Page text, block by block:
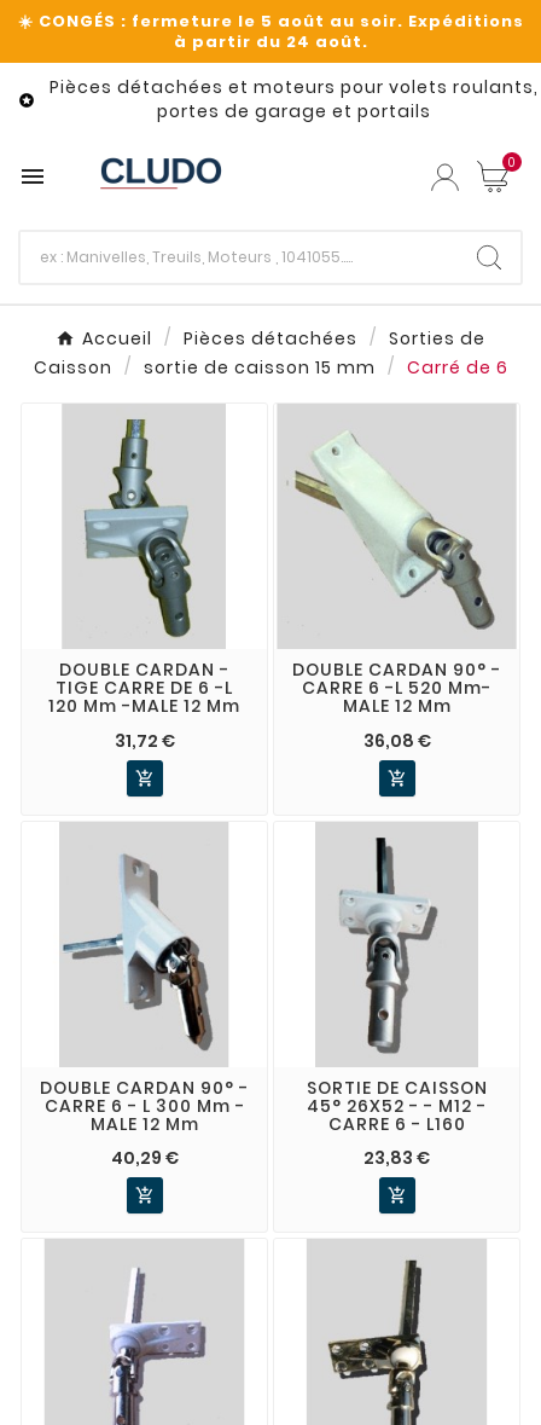

Pièces détachées et moteurs pour volets roulants,
portes de garage et portails
 0
Accueil Pièces détachées
Sorties de
Caisson
sortie de caisson 15 mm Carré de 6
DOUBLE CARDAN -
TIGE CARRE DE 6 -L
120 Mm -MALE 12 Mm
31,72 €

DOUBLE CARDAN 90° -
CARRE 6 -L 520 Mm-
MALE 12 Mm
36,08 €

DOUBLE CARDAN 90° -
CARRE 6 - L 300 Mm -
MALE 12 Mm
40,29 €

SORTIE DE CAISSON
45° 26X52 - - M12 -
CARRE 6 - L160
23,83 €
